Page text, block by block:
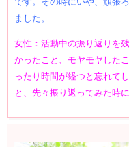
ました。
女性：活動中の振り返りを
かったこと、モヤモヤした
ったり時間が経つと忘れて
と、先々振り返ってみた時